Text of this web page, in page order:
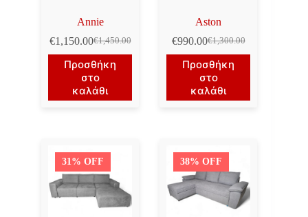
Annie
€1,450.00
Original
price
was:
€1,450.00.
€1,150.00Η
τρέχουσα
τιμή
είναι:
€1,150.00.
Προσθήκη
στο
καλάθι
Aston
€1,300.00
Original
price
was:
€1,300.00.
€990.00Η
τρέχουσα
τιμή
είναι:
€990.00.
Προσθήκη
στο
καλάθι
31% OFF 38% OFF